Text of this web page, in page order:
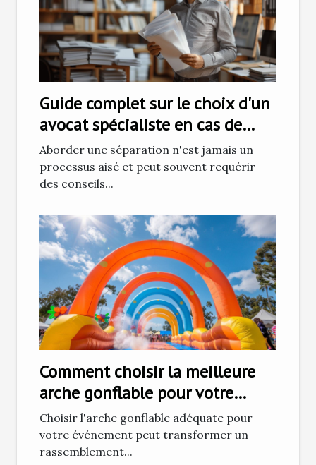
Guide complet sur le choix d'un
avocat spécialiste en cas de
séparation
Aborder une séparation n'est jamais un
processus aisé et peut souvent requérir
des conseils...
Comment choisir la meilleure
arche gonflable pour votre
prochain événement
Choisir l'arche gonflable adéquate pour
votre événement peut transformer un
rassemblement...